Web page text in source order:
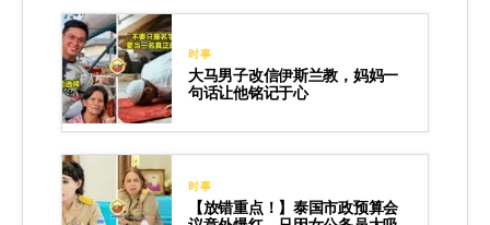
时事
大马男子改信伊斯兰教，妈妈一
句话让他铭记于心
时事
【放错重点！】泰国市政预算会